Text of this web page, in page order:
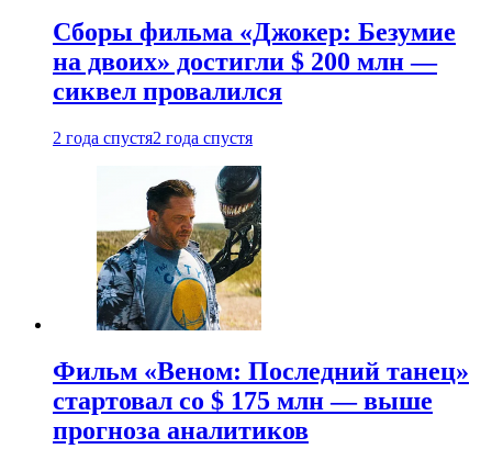
Сборы фильма «Джокер: Безумие
на двоих» достигли $ 200 млн —
сиквел провалился
2 года спустя2 года спустя
Фильм «Веном: Последний танец»
стартовал со $ 175 млн — выше
прогноза аналитиков